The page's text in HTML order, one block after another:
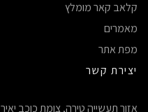
קלאב קאר מומלץ
מאמרים
מפת אתר
יצירת קשר
אזור תעשייה טירה, צומת כוכב יאיר